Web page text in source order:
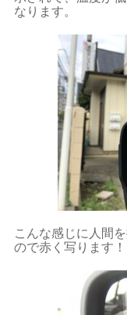
なります。
こんな感じに人間
ので赤く写ります！